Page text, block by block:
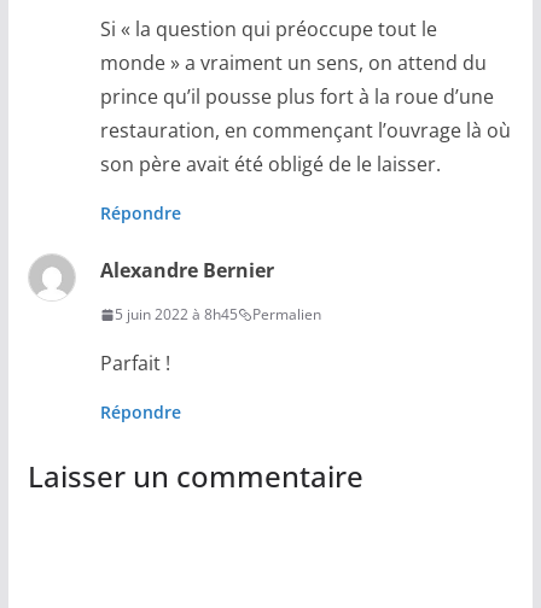
Si « la question qui préoccupe tout le
monde » a vraiment un sens, on attend du
prince qu’il pousse plus fort à la roue d’une
restauration, en commençant l’ouvrage là où
son père avait été obligé de le laisser.
Répondre
Alexandre Bernier
5 juin 2022 à 8h45 Permalien
Parfait !
Répondre
Laisser un commentaire